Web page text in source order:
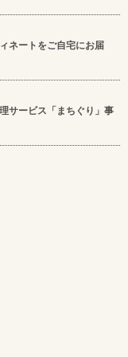
ネートをご自宅にお届
サービス「まちぐり」事